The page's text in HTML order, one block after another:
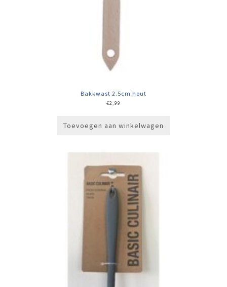
Bakkwast 2.5cm hout
€2,99
Toevoegen aan winkelwagen